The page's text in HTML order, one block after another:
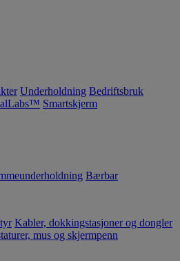
Underholdning Bedriftsbruk
Smartskjerm
Bærbar
Kabler, dokkingstasjoner og dongler
mus og skjermpenn